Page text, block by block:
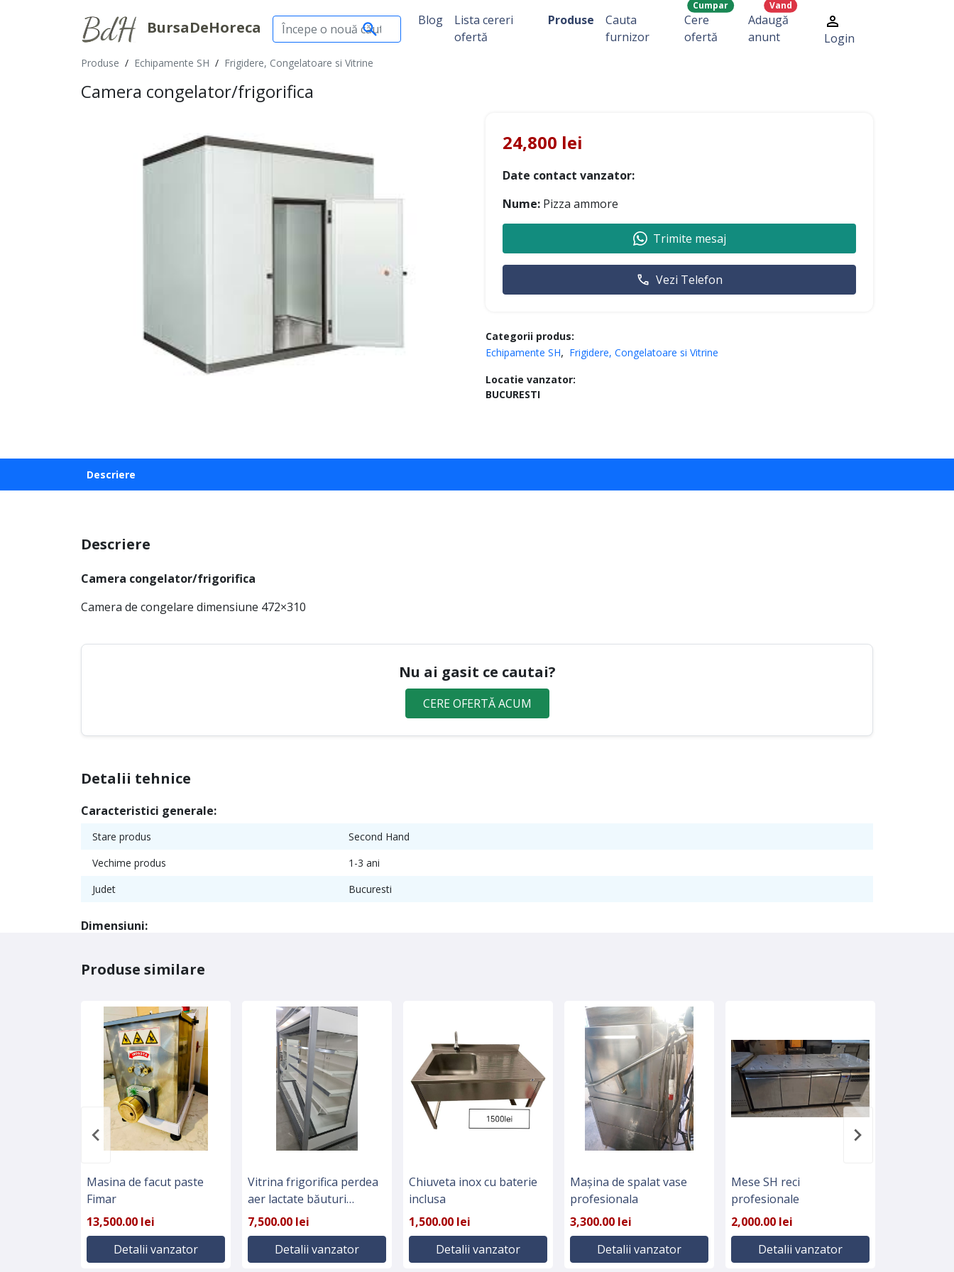
BursaDeHoreca Blog
Lista cereri
ofertă
Produse
Cauta
furnizor
Cere
ofertă
Cumpar
Adaugă
anunt
Vand
Login
Produse / Echipamente SH / Frigidere, Congelatoare si Vitrine
Camera congelator/frigorifica
Categorii produs:
Echipamente SH
Frigidere, Congelatoare si Vitrine
Locatie vanzator:
BUCURESTI
24,800 lei
Date contact vanzator:
Nume: Pizza ammore
Trimite mesaj
Vezi Telefon
Descriere
Descriere
Camera congelator/frigorifica
Camera de congelare dimensiune 472×310
Nu ai gasit ce cautai?
CERE OFERTĂ ACUM
Detalii tehnice
Caracteristici generale:
Stare produs
Second Hand
Vechime produs
1-3 ani
Judet
Bucuresti
Dimensiuni:
Produse similare
Masina de facut paste
Fimar
13,500.00 lei
Detalii vanzator
Vitrina frigorifica perdea
aer lactate băuturi
legume fructe
7,500.00 lei
Detalii vanzator
Chiuveta inox cu baterie
inclusa
1,500.00 lei
Detalii vanzator
Mașina de spalat vase
profesionala
3,300.00 lei
Detalii vanzator
Mese SH reci
profesionale
2,000.00 lei
Detalii vanzator